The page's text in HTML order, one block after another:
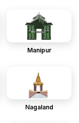
Manipur
Nagaland